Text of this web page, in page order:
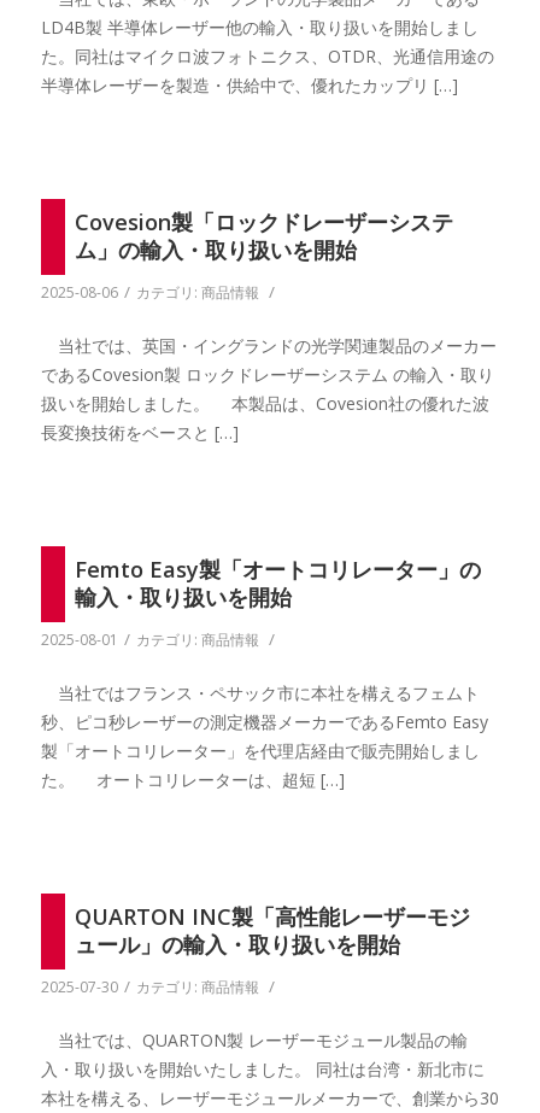
LD4B製 半導体レーザー他の輸入・取り扱いを開始しまし
た。同社はマイクロ波フォトニクス、OTDR、光通信用途の
半導体レーザーを製造・供給中で、優れたカップリ […]
Covesion製「ロックドレーザーシステ
ム」の輸入・取り扱いを開始
2025-08-06 / カテゴリ: 商品情報 /
当社では、英国・イングランドの光学関連製品のメーカー
であるCovesion製 ロックドレーザーシステム の輸入・取り
扱いを開始しました。 本製品は、Covesion社の優れた波
長変換技術をベースと […]
Femto Easy製「オートコリレーター」の
輸入・取り扱いを開始
2025-08-01 / カテゴリ: 商品情報 /
当社ではフランス・ペサック市に本社を構えるフェムト
秒、ピコ秒レーザーの測定機器メーカーであるFemto Easy
製「オートコリレーター」を代理店経由で販売開始しまし
た。 オートコリレーターは、超短 […]
QUARTON INC製「高性能レーザーモジ
ュール」の輸入・取り扱いを開始
2025-07-30 / カテゴリ: 商品情報 /
当社では、QUARTON製 レーザーモジュール製品の輸
入・取り扱いを開始いたしました。 同社は台湾・新北市に
本社を構える、レーザーモジュールメーカーで、創業から30